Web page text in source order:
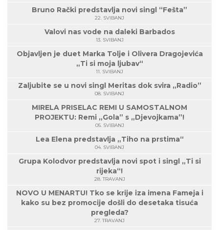
Bruno Rački predstavlja novi singl “Fešta”
22. SVIBANJ
Valovi nas vode na daleki Barbados
13. SVIBANJ
Objavljen je duet Marka Tolje i Olivera Dragojevića
„Ti si moja ljubav“
11. SVIBANJ
Zaljubite se u novi singl Meritas dok svira „Radio”
08. SVIBANJ
MIRELA PRISELAC REMI U SAMOSTALNOM
PROJEKTU: Remi „Gola” s „Djevojkama”!
05. SVIBANJ
Lea Elena predstavlja „Tiho na prstima“
04. SVIBANJ
Grupa Kolodvor predstavlja novi spot i singl „Ti si
rijeka“!
28. TRAVANJ
NOVO U MENARTU! Tko se krije iza imena Fameja i
kako su bez promocije došli do desetaka tisuća
pregleda?
27. TRAVANJ